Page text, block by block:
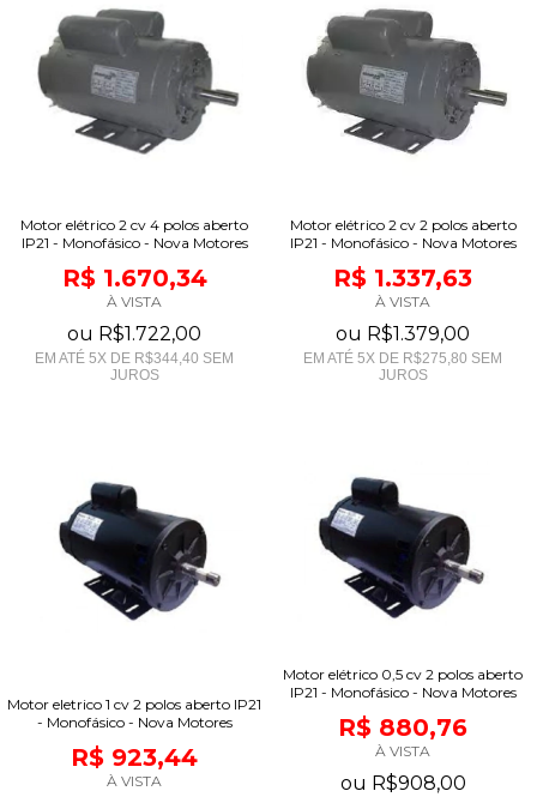
Motor elétrico 2 cv 4 polos aberto
IP21 - Monofásico - Nova Motores
R$ 1.670,34
À VISTA
ou R$1.722,00
EM ATÉ 5X DE R$344,40 SEM
JUROS
Motor elétrico 2 cv 2 polos aberto
IP21 - Monofásico - Nova Motores
R$ 1.337,63
À VISTA
ou R$1.379,00
EM ATÉ 5X DE R$275,80 SEM
JUROS
Motor eletrico 1 cv 2 polos aberto IP21
- Monofásico - Nova Motores
R$ 923,44
À VISTA
Motor elétrico 0,5 cv 2 polos aberto
IP21 - Monofásico - Nova Motores
R$ 880,76
À VISTA
ou R$908,00